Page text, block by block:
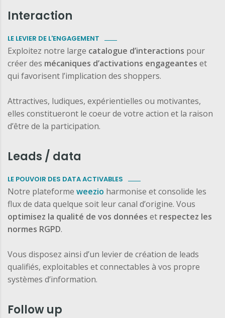
Interaction
LE LEVIER DE L'ENGAGEMENT
Exploitez notre large catalogue d’interactions pour
créer des mécaniques d’activations engageantes et
qui favorisent l’implication des shoppers.
Attractives, ludiques, expérientielles ou motivantes,
elles constitueront le coeur de votre action et la raison
d’être de la participation.
Leads / data
LE POUVOIR DES DATA ACTIVABLES
Notre plateforme weezio harmonise et consolide les
flux de data quelque soit leur canal d’origine. Vous
optimisez la qualité de vos données et respectez les
normes RGPD.
Vous disposez ainsi d’un levier de création de leads
qualifiés, exploitables et connectables à vos propre
systèmes d’information.
Follow up